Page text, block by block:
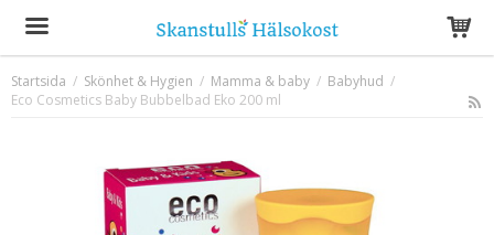
Produkten har blivit tillagd i varukorgen
Startsida / Skönhet & Hygien / Mamma & baby / Babyhud /
Eco Cosmetics Baby Bubbelbad Eko 200 ml